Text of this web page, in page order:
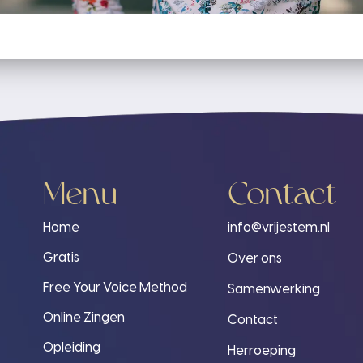
Menu
Home
Gratis
Free Your Voice Method
Online Zingen
Opleiding
Contact
info@vrijestem.nl
Over ons
Samenwerking
Contact
Herroeping